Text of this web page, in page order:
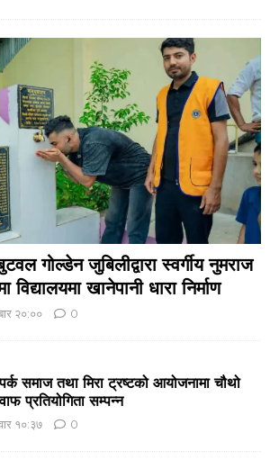
गोल्डेन जुबिलीद्वारा स्वर्गीय नुमराज
खानेपानी धारा निर्माण
२०:०० 0
समाज तथा मिरा ट्रष्टको आयोजनामा चौथो
प्रतियोगिता सम्पन्न
१०:३७ 0